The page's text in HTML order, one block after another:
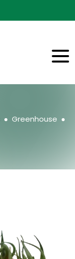
Greenhouse